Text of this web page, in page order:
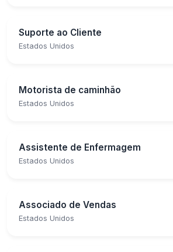
Suporte ao Cliente
Estados Unidos
Motorista de caminhão
Estados Unidos
Assistente de Enfermagem
Estados Unidos
Associado de Vendas
Estados Unidos